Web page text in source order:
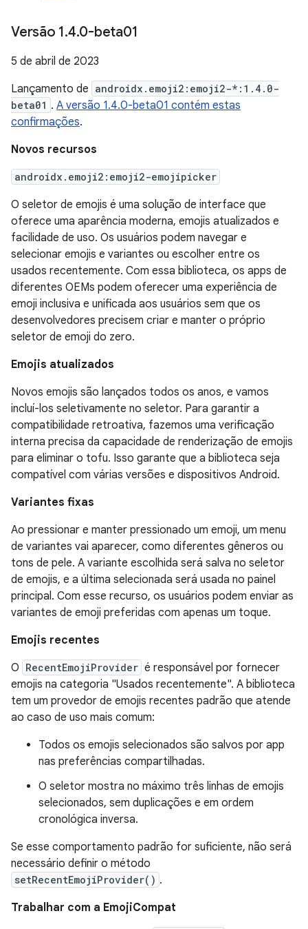
Versão 1.4.0-beta01
5 de abril de 2023
Lançamento de androidx.emoji2:emoji2-*:1.4.0-
beta01 . A versão 1.4.0-beta01 contém estas
confirmações.
Novos recursos
androidx.emoji2:emoji2-emojipicker
O seletor de emojis é uma solução de interface que
oferece uma aparência moderna, emojis atualizados e
facilidade de uso. Os usuários podem navegar e
selecionar emojis e variantes ou escolher entre os
usados recentemente. Com essa biblioteca, os apps de
diferentes OEMs podem oferecer uma experiência de
emoji inclusiva e unificada aos usuários sem que os
desenvolvedores precisem criar e manter o próprio
seletor de emoji do zero.
Emojis atualizados
Novos emojis são lançados todos os anos, e vamos
incluí-los seletivamente no seletor. Para garantir a
compatibilidade retroativa, fazemos uma verificação
interna precisa da capacidade de renderização de emojis
para eliminar o tofu. Isso garante que a biblioteca seja
compatível com várias versões e dispositivos Android.
Variantes fixas
Ao pressionar e manter pressionado um emoji, um menu
de variantes vai aparecer, como diferentes gêneros ou
tons de pele. A variante escolhida será salva no seletor
de emojis, e a última selecionada será usada no painel
principal. Com esse recurso, os usuários podem enviar as
variantes de emoji preferidas com apenas um toque.
Emojis recentes
O RecentEmojiProvider é responsável por fornecer
emojis na categoria "Usados recentemente". A biblioteca
tem um provedor de emojis recentes padrão que atende
ao caso de uso mais comum:
Todos os emojis selecionados são salvos por app
nas preferências compartilhadas.
O seletor mostra no máximo três linhas de emojis
selecionados, sem duplicações e em ordem
cronológica inversa.
Se esse comportamento padrão for suficiente, não será
necessário definir o método
setRecentEmojiProvider() .
Trabalhar com a EmojiCompat